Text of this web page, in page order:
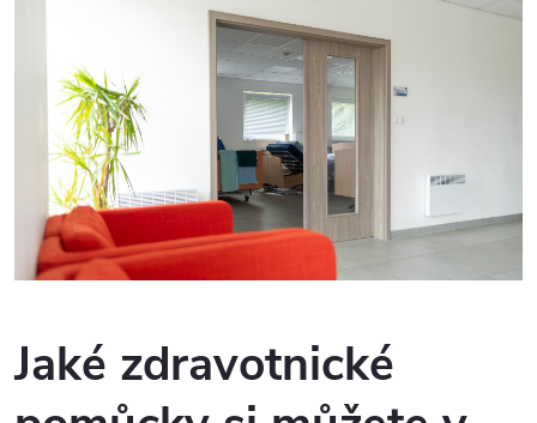
Jaké zdravotnické